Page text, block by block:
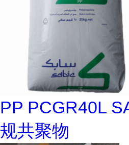
PP PCGR40L
规共聚物